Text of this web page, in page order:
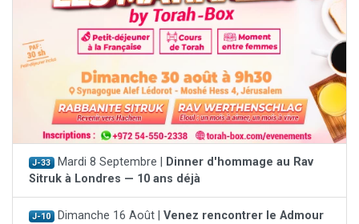
J-33 Mardi 8 Septembre |
Dinner d'hommage au Rav
Sitruk à Londres — 10 ans déjà
J-10 Dimanche 16 Août | Venez rencontrer le Admour